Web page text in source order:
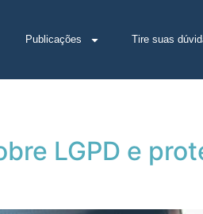
Publicações Tire suas
LGPD e